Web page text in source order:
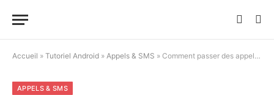
Accueil » Tutoriel Android » Appels & SMS » Comment passer des appels vidéo sur Viber
APPELS & SMS